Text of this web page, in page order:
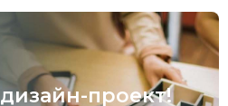
проект!